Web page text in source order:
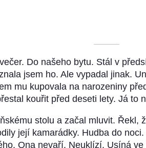
––––––––––
Do našeho bytu. Stál v
jsem ho. Ale vypadal jinak.
mu kupovala na narozeniny
kouřit před deseti lety. Já to
stolu a začal mluvit. Řekl,
její kamarádky. Hudba do
Ona nevaří. Neuklízí. Usíná